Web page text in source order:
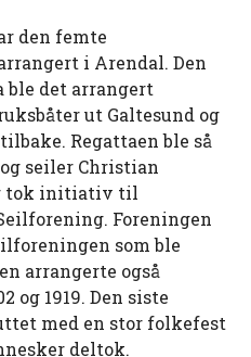
den femte
i Arendal. Den
ble det arrangert
ut Galtesund og
Regattaen ble så
seiler Christian
tok initiativ til
Foreningen
som ble
arrangerte også
og 1919. Den siste
med en stor folkefest
deltok.